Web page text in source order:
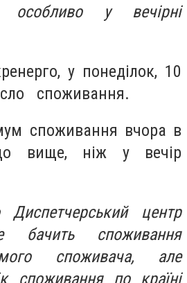
особливо у вечірні
у понеділок, 10
споживання.
споживання вчора в
вище, ніж у вечір
центр
бачить споживання
споживача, але
споживання по країні